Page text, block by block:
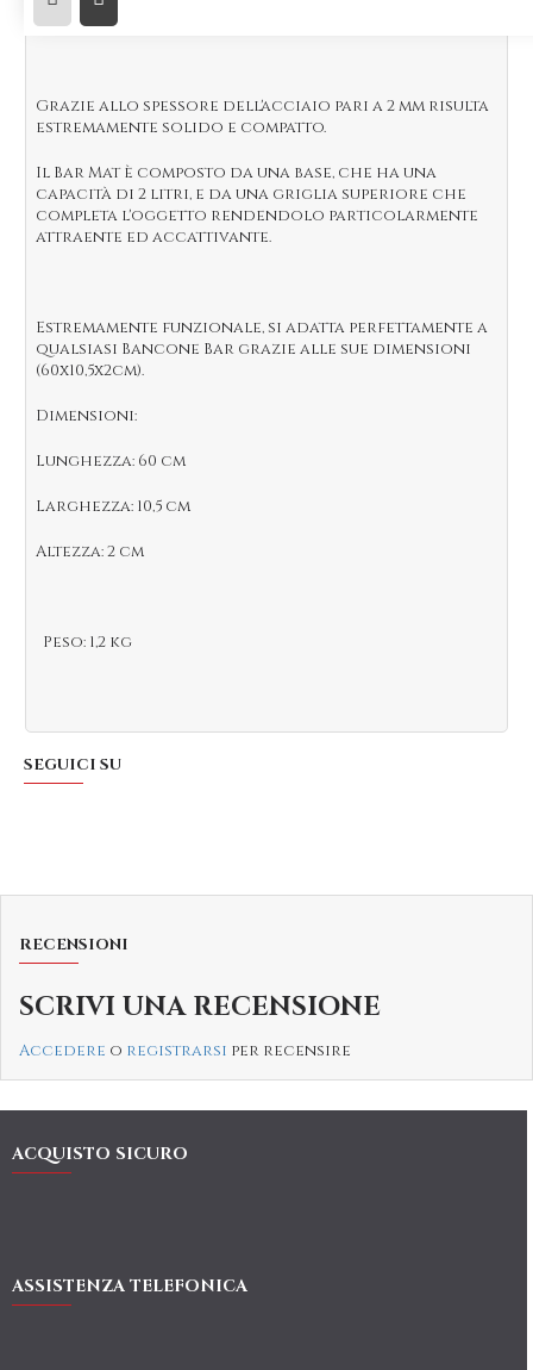
Grazie allo spessore dell'acciaio pari a 2 mm risulta
estremamente solido e compatto.
Il Bar Mat è composto da una base, che ha una
capacità di 2 litri, e da una griglia superiore che
completa l'oggetto rendendolo particolarmente
attraente ed accattivante.
Estremamente funzionale, si adatta perfettamente a
qualsiasi Bancone Bar grazie alle sue dimensioni
(60x10,5x2cm).
Dimensioni:
Lunghezza: 60 cm
Larghezza: 10,5 cm
Altezza: 2 cm
Peso: 1,2 kg
SEGUICI SU
RECENSIONI
SCRIVI UNA RECENSIONE
Accedere o registrarsi per recensire
ACQUISTO SICURO
ASSISTENZA TELEFONICA